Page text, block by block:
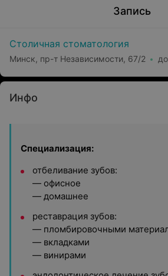
Запись
Столичная стоматология
Минск, пр-т Независимости, 67/2
Инфо
Специализация:
отбеливание зубов:
— офисное
— домашнее
реставрация зубов:
— пломбировочными
— вкладками
— винирами